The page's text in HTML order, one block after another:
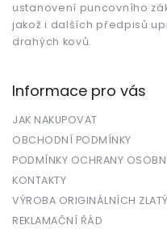
ustanovení puncovního
jakož i dalších předpisů
drahých kovů.
Informace pro vás
JAK NAKUPOVAT
OBCHODNÍ PODMÍNKY
PODMÍNKY OCHRANY
KONTAKTY
VÝROBA ORIGINÁLNÍCH
REKLAMAČNÍ ŘÁD